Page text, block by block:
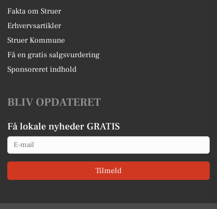
Fakta om Struer
Erhvervsartikler
Struer Kommune
Få en gratis salgsvurdering
Sponsoreret indhold
BLIV OPDATERET
Få lokale nyheder GRATIS
Email
Tilmeld